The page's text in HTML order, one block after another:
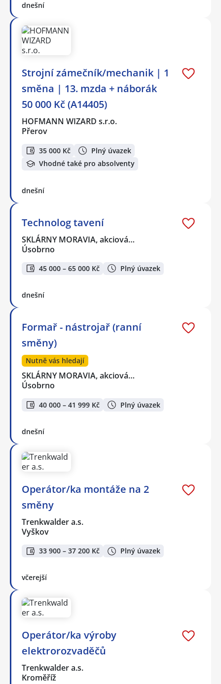
dnešní
Strojní zámečník/mechanik | 1
směna | 13. mzda + náborák
50 000 Kč (A14405)
HOFMANN WIZARD s.r.o.
Přerov
35 000 Kč
Plný úvazek
Vhodné také pro absolventy
dnešní
Technolog tavení
SKLÁRNY MORAVIA, akciová…
Úsobrno
45 000 – 65 000 Kč Plný úvazek
dnešní
Formař - nástrojař (ranní
směny)
Nutně vás hledají
SKLÁRNY MORAVIA, akciová…
Úsobrno
40 000 – 41 999 Kč Plný úvazek
dnešní
Operátor/ka montáže na 2
směny
Trenkwalder a.s.
Vyškov
33 900 – 37 200 Kč Plný úvazek
včerejší
Operátor/ka výroby
elektrorozvaděčů
Trenkwalder a.s.
Kroměříž